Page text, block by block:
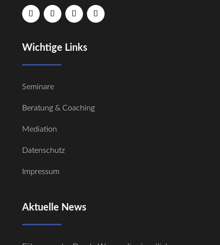
Wichtige Links
Seminare
Beratung & Coaching
Mediation
Datenschutz
Impressum
Aktuelle News